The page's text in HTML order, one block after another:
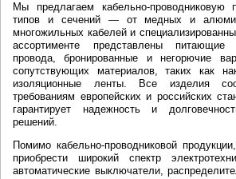
Мы предлагаем кабельно-проводниковую
типов и сечений — от медных и
многожильных кабелей и
ассортименте представлены питающие
провода, бронированные и негорючие
сопутствующих материалов, таких как
изоляционные ленты. Все изделия
требованиям европейских и российских
гарантирует надежность и
решений.
Помимо кабельно-проводниковой
приобрести широкий спектр
автоматические выключатели,